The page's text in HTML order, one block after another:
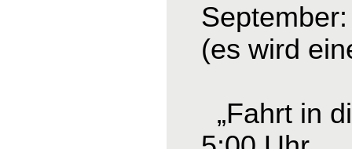
(es wird
„Fahrt in